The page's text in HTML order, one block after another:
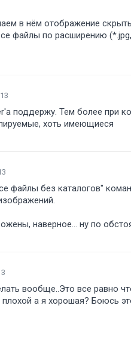
в нём отображение
файлы по расширению
поддержу. Тем более при
хоть имеющиеся
файлы без каталогов"
наверное... ну по
вообще..Это все равно
а я хорошая? Боюсь